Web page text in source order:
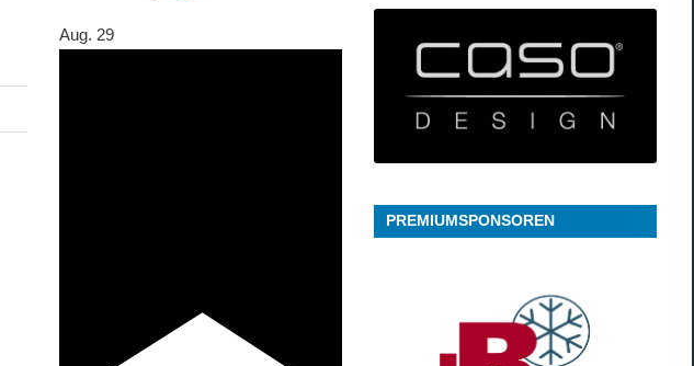
Aug. 29
PREMIUMSPONSOREN